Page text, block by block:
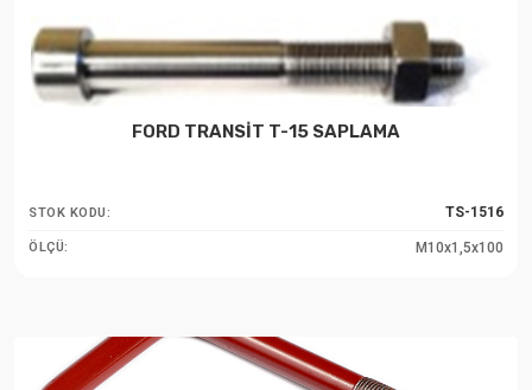
FORD TRANSİT T-15 SAPLAMA
STOK KODU: TS-1516
ÖLÇÜ: M10x1,5x100